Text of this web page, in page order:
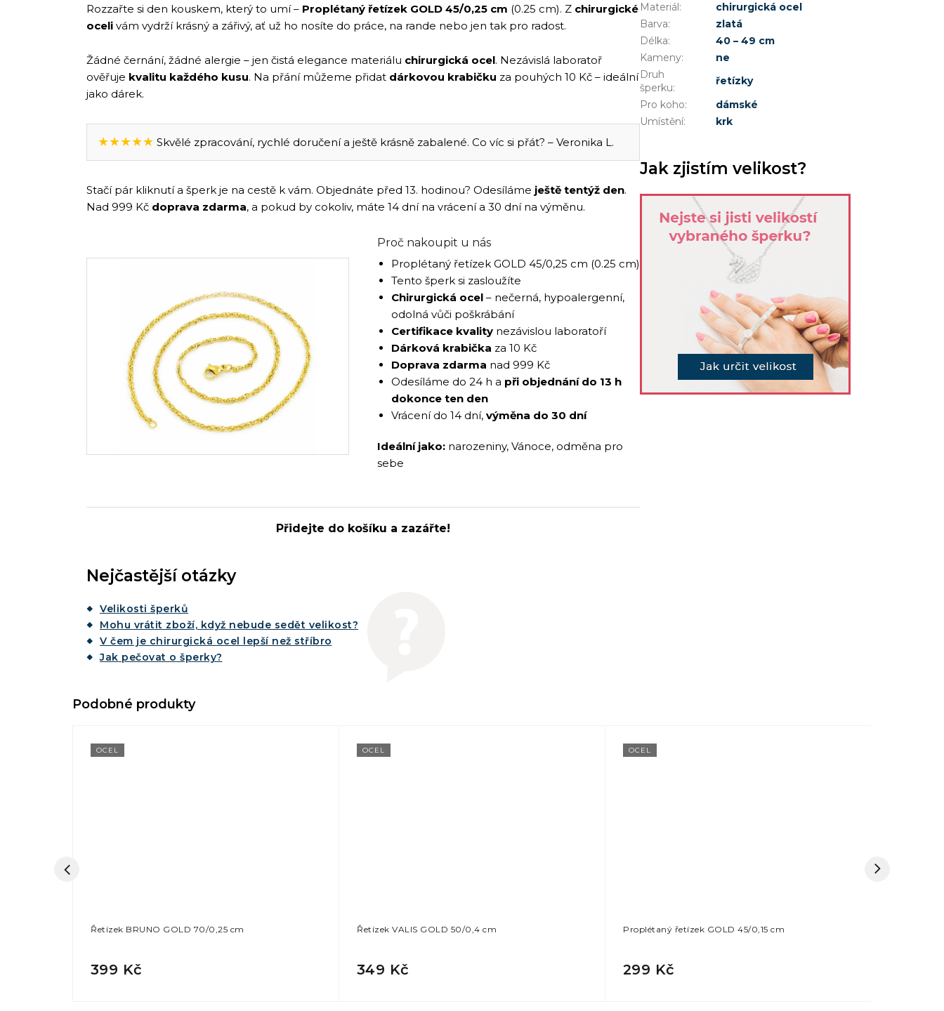
Rozzařte si den kouskem, který to umí – Proplétaný řetízek GOLD 45/0,25 cm (0.25 cm). Z chirurgické
oceli vám vydrží krásný a zářivý, ať už ho nosíte do práce, na rande nebo jen tak pro radost.
Žádné černání, žádné alergie – jen čistá elegance materiálu chirurgická ocel. Nezávislá laboratoř
ověřuje kvalitu každého kusu. Na přání můžeme přidat dárkovou krabičku za pouhých 10 Kč – ideální
jako dárek.
★★★★★ Skvělé zpracování, rychlé doručení a ještě krásně zabalené. Co víc si přát? – Veronika L.
Stačí pár kliknutí a šperk je na cestě k vám. Objednáte před 13. hodinou? Odesíláme ještě tentýž den.
Nad 999 Kč doprava zdarma, a pokud by cokoliv, máte 14 dní na vrácení a 30 dní na výměnu.
Proč nakoupit u nás
Proplétaný řetízek GOLD 45/0,25 cm (0.25 cm)
Tento šperk si zasloužíte
Chirurgická ocel – nečerná, hypoalergenní,
odolná vůči poškrábání
Certifikace kvality nezávislou laboratoří
Dárková krabička za 10 Kč
Doprava zdarma nad 999 Kč
Odesíláme do 24 h a při objednání do 13 h
dokonce ten den
Vrácení do 14 dní, výměna do 30 dní
Ideální jako: narozeniny, Vánoce, odměna pro
sebe
Přidejte do košíku a zazářte!
Nejčastější otázky
Velikosti šperků
Mohu vrátit zboží, když nebude sedět velikost?
V čem je chirurgická ocel lepší než stříbro
Jak pečovat o šperky?
Materiál:
chirurgická ocel
Barva:
zlatá
Délka:
40 – 49 cm
Kameny:
ne
Druh
šperku:
řetízky
Pro koho:
dámské
Umístění: krk
Jak zjistím velikost?
OCEL
Řetízek BRUNO GOLD 70/0,25 cm
399 Kč
OCEL
Řetízek VALIS GOLD 50/0,4 cm
349 Kč
OCEL
Proplétaný řetízek GOLD 45/0,15 cm
299 Kč